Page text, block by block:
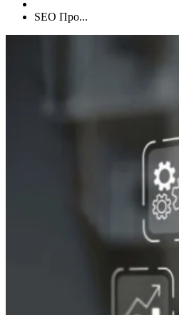
SEO Про...